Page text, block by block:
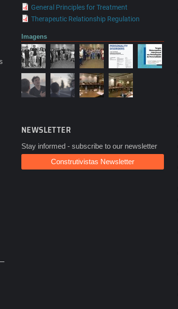
General Principles for Treatment
Therapeutic Relationship Regulation
Imagens
NEWSLETTER
Stay informed - subscribe to our newsletter
Construtivistas Newsletter